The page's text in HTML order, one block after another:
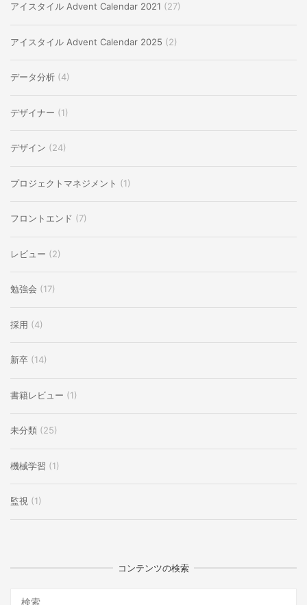
アイスタイル Advent Calendar 2021 (27)
アイスタイル Advent Calendar 2025 (2)
データ分析 (4)
デザイナー (1)
デザイン (24)
プロジェクトマネジメント (1)
フロントエンド (7)
レビュー (2)
勉強会 (17)
採用 (4)
新卒 (14)
書籍レビュー (1)
未分類 (25)
機械学習 (1)
監視 (1)
コンテンツの検索